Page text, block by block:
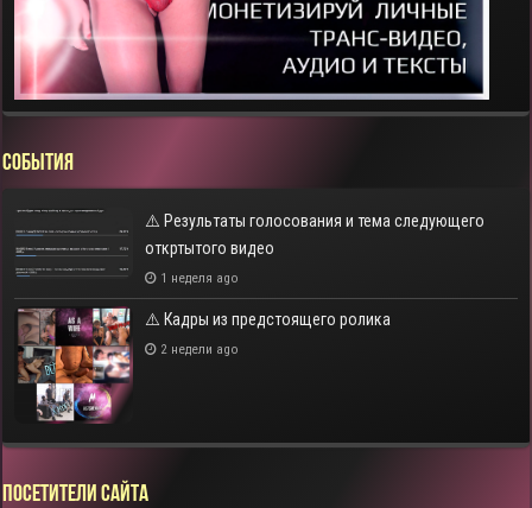
СОБЫТИЯ
⚠️ Результаты голосования и тема следующего
откртытого видео
1 неделя ago
⚠️ Кадры из предстоящего ролика
2 недели ago
Посетители сайта